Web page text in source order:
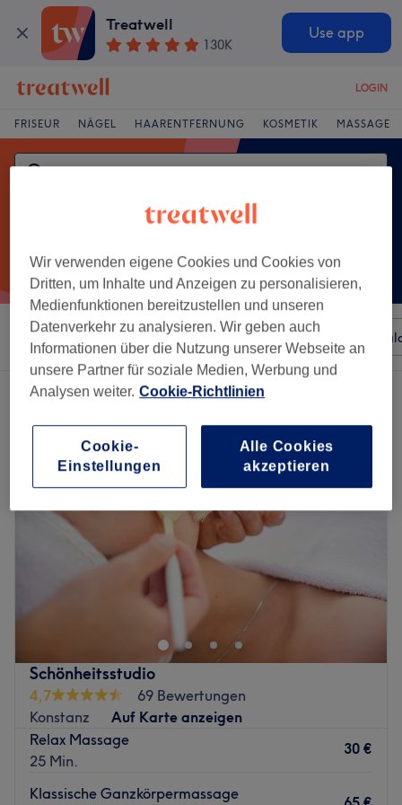
Treatwell
130K
Use app
LOGIN
FRISEUR NÄGEL HAARENTFERNUNG KOSMETIK MASSAGE
Sortieren nach Beliebiger Preis Besonderheiten
Ein Salon, der anbietet: entspannungsmassage in Konstanz
Schönheitsstudio
4,7
69 Bewertungen
Konstanz
Auf Karte anzeigen
Relax Massage
25 Min.
30 €
Klassische Ganzkörpermassage
Wir verwenden eigene Cookies und Cookies von
Dritten, um Inhalte und Anzeigen zu personalisieren,
Medienfunktionen bereitzustellen und unseren
Datenverkehr zu analysieren. Wir geben auch
Informationen über die Nutzung unserer Webseite an
unsere Partner für soziale Medien, Werbung und
Analysen weiter. Cookie-Richtlinien
Cookie-
Einstellungen
Alle Cookies
akzeptieren